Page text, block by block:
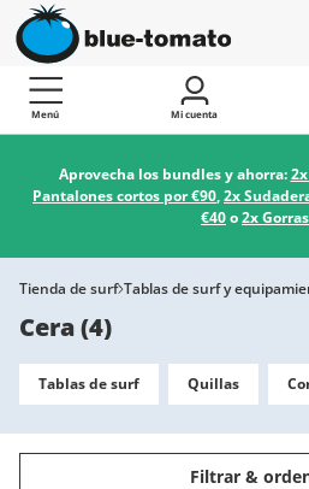
Menú Mi cuenta
Aprovecha los bundles y ahorra:
Pantalones cortos por €90,2x
€40o2x
Tienda de surf Tablas de surf y
Cera(4)
Tablas de surf Quillas
Filtrar &